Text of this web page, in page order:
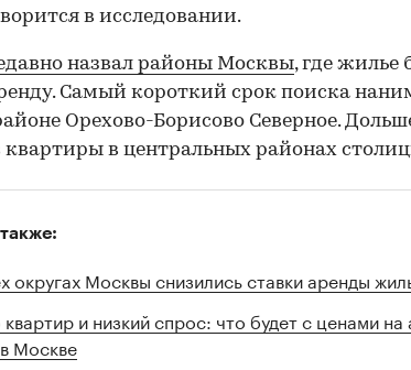
в исследовании.
назвал районы Москвы, где жилье
Самый короткий срок поиска
Орехово-Борисово Северное.
в центральных районах
округах Москвы снизились ставки аренды
и низкий спрос: что будет с ценами на
Москве